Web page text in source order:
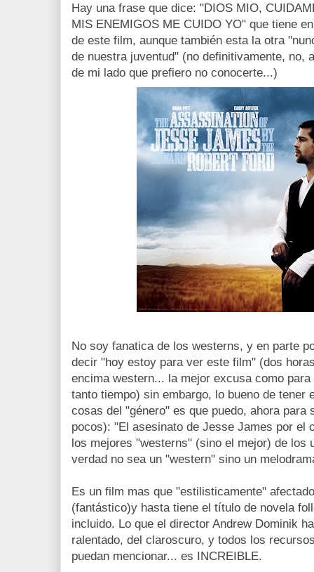
Hay una frase que dice: "DIOS MIO,
MIS ENEMIGOS ME CUIDO YO" que tiene
de este film, aunque también esta la otra
de nuestra juventud" (no definitivamente, no,
de mi lado que prefiero no conocerte...)
No soy fanatica de los westerns, y en parte
decir "hoy estoy para ver este film" (dos
encima western... la mejor excusa como
tanto tiempo) sin embargo, lo bueno de tener
cosas del "género" es que puedo, ahora para
pocos): "El asesinato de Jesse James por el
los mejores "westerns" (sino el mejor) de los
verdad no sea un "western" sino un
Es un film mas que "estilisticamente"
(fantástico)y hasta tiene el título de novela
incluido. Lo que el director Andrew Dominik
ralentado, del claroscuro, y todos los
puedan mencionar... es INCREIBLE.